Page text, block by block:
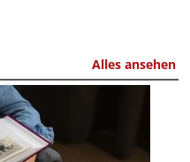
Alles ansehen